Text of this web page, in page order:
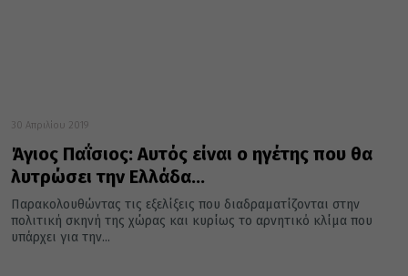
30 Απριλίου 2019
Άγιος Παΐσιος: Αυτός είναι ο ηγέτης που θα
λυτρώσει την Ελλάδα…
Παρακολουθώντας τις εξελίξεις που διαδραματίζονται στην
πολιτική σκηνή της χώρας και κυρίως το αρνητικό κλίμα που
υπάρχει για την...